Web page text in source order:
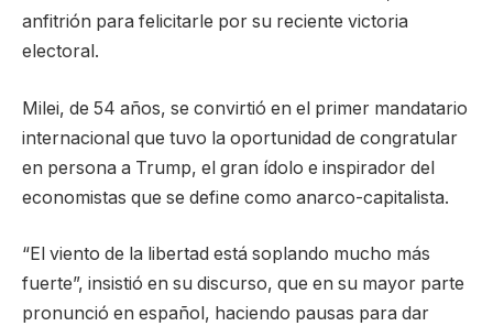
anfitrión para felicitarle por su reciente victoria
electoral.
Milei, de 54 años, se convirtió en el primer mandatario
internacional que tuvo la oportunidad de congratular
en persona a Trump, el gran ídolo e inspirador del
economistas que se define como anarco-capitalista.
“El viento de la libertad está soplando mucho más
fuerte”, insistió en su discurso, que en su mayor parte
pronunció en español, haciendo pausas para dar